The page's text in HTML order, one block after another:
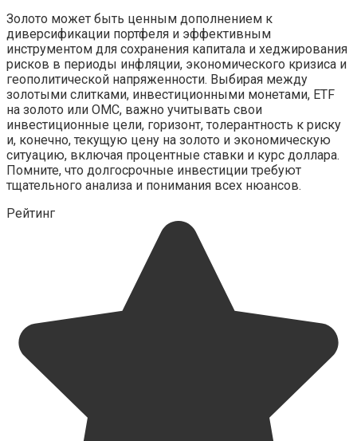
Золото может быть ценным дополнением к
диверсификации портфеля и эффективным
инструментом для сохранения капитала и хеджирования
рисков в периоды инфляции, экономического кризиса и
геополитической напряженности. Выбирая между
золотыми слитками, инвестиционными монетами, ETF
на золото или ОМС, важно учитывать свои
инвестиционные цели, горизонт, толерантность к риску
и, конечно, текущую цену на золото и экономическую
ситуацию, включая процентные ставки и курс доллара.
Помните, что долгосрочные инвестиции требуют
тщательного анализа и понимания всех нюансов.
Рейтинг